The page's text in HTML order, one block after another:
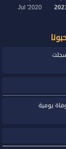
Jul '2020
يومية